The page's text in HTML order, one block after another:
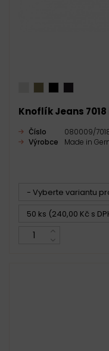
Knoflík Jeans
Číslo
080009/
Výrobce
Made in
- Vyberte variantu
50 ks (240,00 Kč s